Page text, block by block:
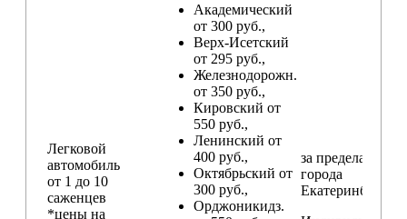
Легковой
автомобиль
от 1 до 10
саженцев
*цены на
Академический
от 300 руб.,
Верх-Исетский
от 295 руб.,
Железнодорожн.
от 350 руб.,
Кировский от
550 руб.,
Ленинский от
400 руб.,
Октябрьский от
300 руб.,
Орджоникидз.
за пределами
города
Екатеринбург